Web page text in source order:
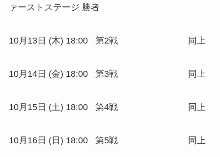
ァーストステージ 勝者
10月13日 (木) 18:00 第2戦 同上
10月14日 (金) 18:00 第3戦 同上
10月15日 (土) 18:00 第4戦 同上
10月16日 (日) 18:00 第5戦 同上